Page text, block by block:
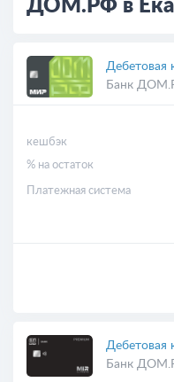
ДОМ.РФ в
Дебетовая
Банк
кешбэк
% на остаток
Платежная система
Дебетовая
Банк